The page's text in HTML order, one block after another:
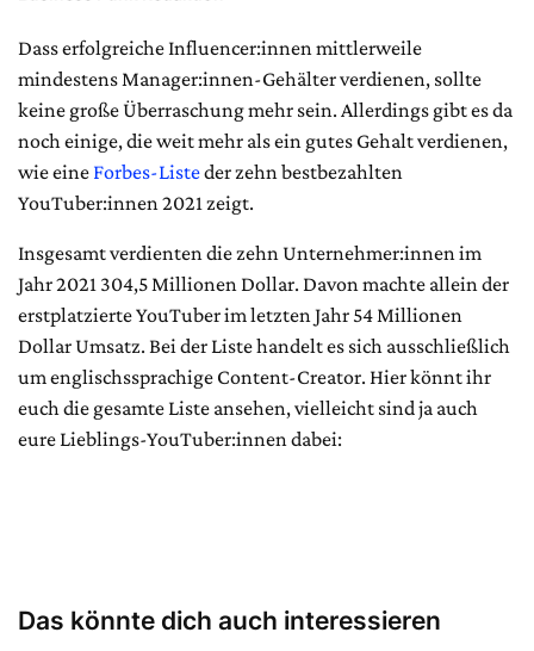
Dass erfolgreiche Influencer:innen mittlerweile
mindestens Manager:innen-Gehälter verdienen, sollte
keine große Überraschung mehr sein. Allerdings gibt es da
noch einige, die weit mehr als ein gutes Gehalt verdienen,
wie eine Forbes-Listeder zehn bestbezahlten
YouTuber:innen 2021 zeigt.
Insgesamt verdienten die zehn Unternehmer:innen im
Jahr 2021 304,5 Millionen Dollar. Davon machte allein der
erstplatzierte YouTuber im letzten Jahr 54 Millionen
Dollar Umsatz. Bei der Liste handelt es sich ausschließlich
um englischssprachige Content-Creator. Hier könnt ihr
euch die gesamte Liste ansehen, vielleicht sind ja auch
eure Lieblings-YouTuber:innen dabei:
Das könnte dich auch interessieren